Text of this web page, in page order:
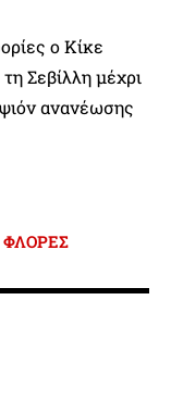
ο Κίκε
Σεβίλλη μέχρι
ανανέωσης
ΦΛΟΡΕΣ